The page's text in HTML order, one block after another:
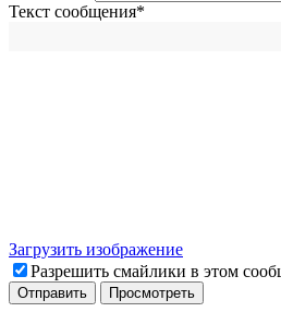
Текст сообщения*
Загрузить изображение
Разрешить смайлики в этом